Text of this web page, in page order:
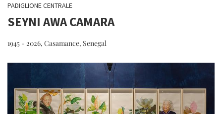
PADIGLIONE CENTRALE
SEYNI AWA CAMARA
1945 - 2026, Casamance, Senegal